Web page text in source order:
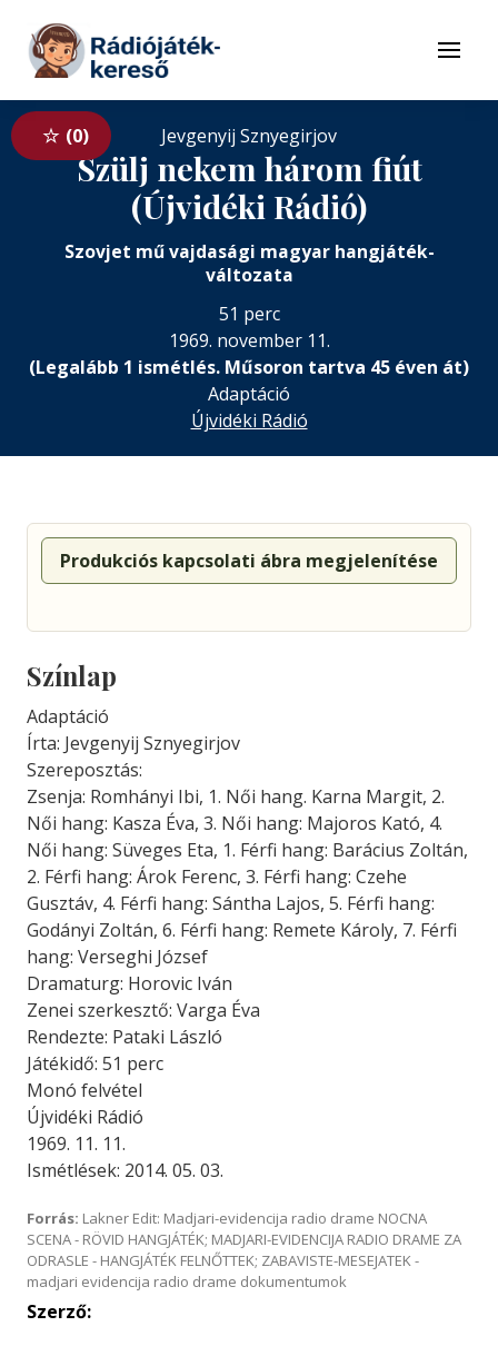
Tovább a tartalomhoz
Menü
0 Jevgenyij Sznyegirjov
Szülj nekem három fiút
(Újvidéki Rádió)
Szovjet mű vajdasági magyar hangjáték-
változata
51 perc
1969. november 11.
(Legalább 1 ismétlés. Műsoron tartva 45 éven át)
Adaptáció
Újvidéki Rádió
Produkciós kapcsolati ábra megjelenítése
Színlap
Adaptáció
Írta: Jevgenyij Sznyegirjov
Szereposztás:
Zsenja: Romhányi Ibi, 1. Női hang. Karna Margit, 2.
Női hang: Kasza Éva, 3. Női hang: Majoros Kató, 4.
Női hang: Süveges Eta, 1. Férfi hang: Barácius Zoltán,
2. Férfi hang: Árok Ferenc, 3. Férfi hang: Czehe
Gusztáv, 4. Férfi hang: Sántha Lajos, 5. Férfi hang:
Godányi Zoltán, 6. Férfi hang: Remete Károly, 7. Férfi
hang: Verseghi József
Dramaturg: Horovic Iván
Zenei szerkesztő: Varga Éva
Rendezte: Pataki László
Játékidő: 51 perc
Monó felvétel
Újvidéki Rádió
1969. 11. 11.
Ismétlések: 2014. 05. 03.
Forrás: Lakner Edit: Madjari-evidencija radio drame NOCNA
SCENA - RÖVID HANGJÁTÉK; MADJARI-EVIDENCIJA RADIO DRAME ZA
ODRASLE - HANGJÁTÉK FELNŐTTEK; ZABAVISTE-MESEJATEK -
madjari evidencija radio drame dokumentumok
Szerző: